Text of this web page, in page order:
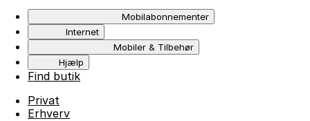
Mobilabonnementer
Internet
Mobiler & Tilbehør
Hjælp
Find butik
Privat
Erhverv